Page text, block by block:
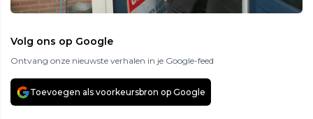
Volg ons op Google
Ontvang onze nieuwste verhalen in je Google-feed
Toevoegen als voorkeursbron op Google